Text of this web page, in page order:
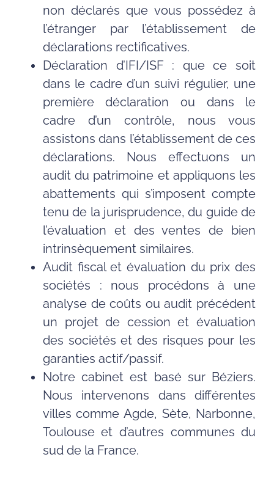
non déclarés que vous possédez à
l’étranger par l’établissement de
déclarations rectificatives.
Déclaration d’IFI/ISF : que ce soit
dans le cadre d’un suivi régulier, une
première déclaration ou dans le
cadre d’un contrôle, nous vous
assistons dans l’établissement de ces
déclarations. Nous effectuons un
audit du patrimoine et appliquons les
abattements qui s’imposent compte
tenu de la jurisprudence, du guide de
l’évaluation et des ventes de bien
intrinsèquement similaires.
Audit fiscal et évaluation du prix des
sociétés : nous procédons à une
analyse de coûts ou audit précédent
un projet de cession et évaluation
des sociétés et des risques pour les
garanties actif/passif​.
Notre cabinet est basé sur Béziers.
Nous intervenons dans différentes
villes comme Agde, Sète, Narbonne,
Toulouse et d’autres communes du
sud de la France.